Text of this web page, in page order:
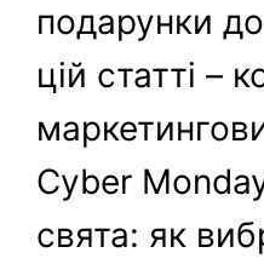
подарунки
цій статті –
Cyber
свята: як